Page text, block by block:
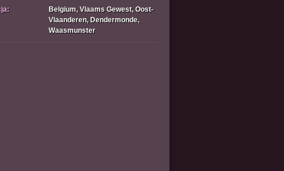
Belgium, Vlaams Gewest, Oost-
Vlaanderen, Dendermonde,
Waasmunster